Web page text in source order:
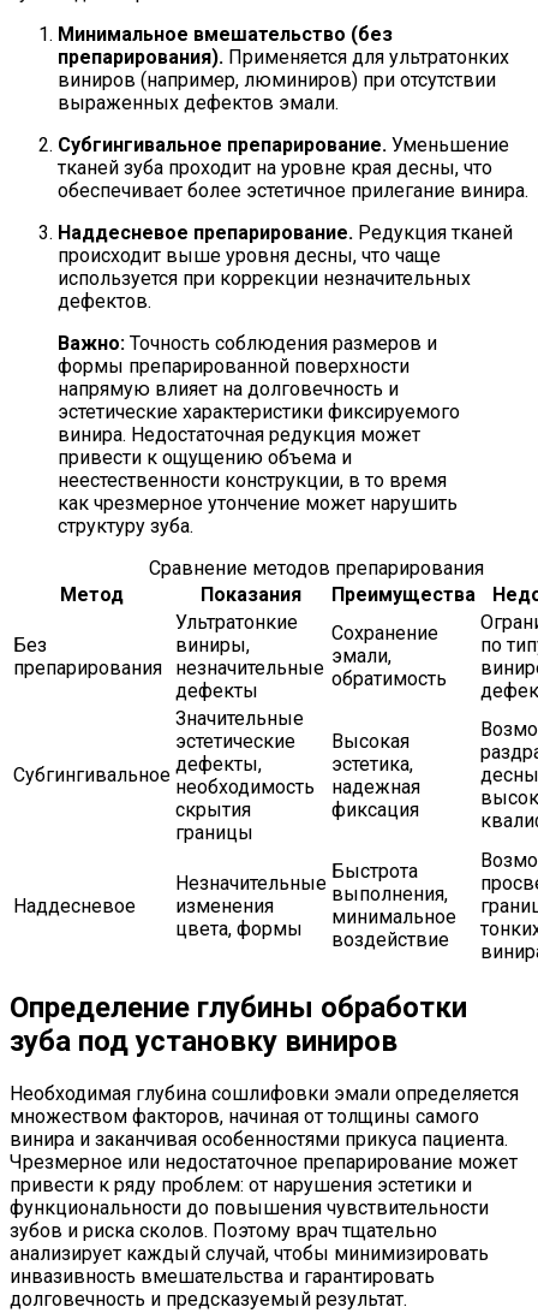
Минимальное вмешательство (без
препарирования). Применяется для ультратонких
виниров (например, люминиров) при отсутствии
выраженных дефектов эмали.
Субгингивальное препарирование. Уменьшение
тканей зуба проходит на уровне края десны, что
обеспечивает более эстетичное прилегание винира.
Наддесневое препарирование. Редукция тканей
происходит выше уровня десны, что чаще
используется при коррекции незначительных
дефектов.
Важно: Точность соблюдения размеров и
формы препарированной поверхности
напрямую влияет на долговечность и
эстетические характеристики фиксируемого
винира. Недостаточная редукция может
привести к ощущению объема и
неестественности конструкции, в то время
как чрезмерное утончение может нарушить
структуру зуба.
Сравнение методов препарирования
Метод
Показания Преимущества
Без
препарирования
Ультратонкие
виниры,
незначительные
дефекты
Сохранение
эмали,
обратимость
по
Субгингивальное
Значительные
эстетические
дефекты,
необходимость
скрытия
границы
Высокая
эстетика,
надежная
фиксация
Наддесневое
Незначительные
изменения
цвета, формы
Быстрота
выполнения,
минимальное
воздействие
Определение глубины обработки
зуба под установку виниров
Необходимая глубина сошлифовки эмали определяется
множеством факторов, начиная от толщины самого
винира и заканчивая особенностями прикуса пациента.
Чрезмерное или недостаточное препарирование может
привести к ряду проблем: от нарушения эстетики и
функциональности до повышения чувствительности
зубов и риска сколов. Поэтому врач тщательно
анализирует каждый случай, чтобы минимизировать
инвазивность вмешательства и гарантировать
долговечность и предсказуемый результат.